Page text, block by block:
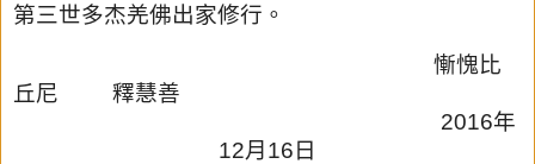
第三世多杰羌佛出家修行。
慚愧比
丘尼
釋慧善
2016年
12月 16日